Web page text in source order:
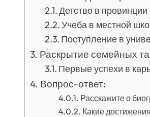
Детство в провинции
Учеба в местной
Поступление в
Раскрытие семейных
Первые успехи в
Вопрос-ответ:
Расскажите о
Какие